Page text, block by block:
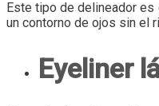
Este tipo de delineador es
un contorno de ojos sin el
Eyeliner